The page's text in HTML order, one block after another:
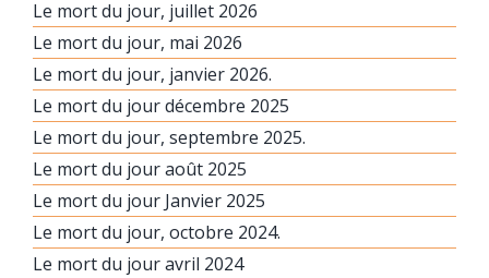
Le mort du jour, juillet 2026
Le mort du jour, mai 2026
Le mort du jour, janvier 2026.
Le mort du jour décembre 2025
Le mort du jour, septembre 2025.
Le mort du jour août 2025
Le mort du jour Janvier 2025
Le mort du jour, octobre 2024.
Le mort du jour avril 2024